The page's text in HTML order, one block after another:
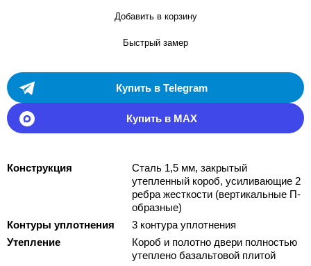
Добавить в корзину
Быстрый замер
Купить в Telegram
Купить в MAX
Конструкция
Сталь 1,5 мм, закрытый
утепленный короб, усиливающие 2
ребра жесткости (вертикальные П-
образные)
Контуры уплотнения
3 контура уплотнения
Утепление
Короб и полотно двери полностью
утеплено базальтовой плитой